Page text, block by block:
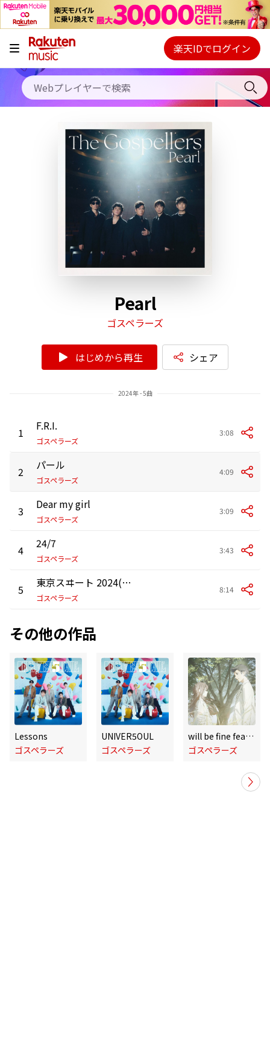
キャンペーン
料金プラン
使い方
初回30日間無料お試し
Webプレイヤー
ご契約内容の確認・変更
楽天IDでログイン
Pearl
ゴスペラーズ
はじめから再生 シェア
2024年 - 5曲
1 F.R.I.
ゴスペラーズ
3:08
2 パール
ゴスペラーズ
4:09
3 Dear my girl
ゴスペラーズ
3:09
4 24/7
ゴスペラーズ
3:43
5 東京スヰート 2024(Rerecorded)
ゴスペラーズ
8:14
その他の作品
Lessons
ゴスペラーズ
UNIVER5OUL
ゴスペラーズ
will be fine feat. Anly
ゴスペラーズ